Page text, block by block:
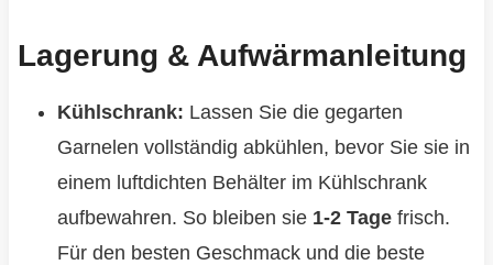
Lagerung & Aufwärmanleitung
Kühlschrank: Lassen Sie die gegarten
Garnelen vollständig abkühlen, bevor Sie sie in
einem luftdichten Behälter im Kühlschrank
aufbewahren. So bleiben sie 1-2 Tagefrisch.
Für den besten Geschmack und die beste